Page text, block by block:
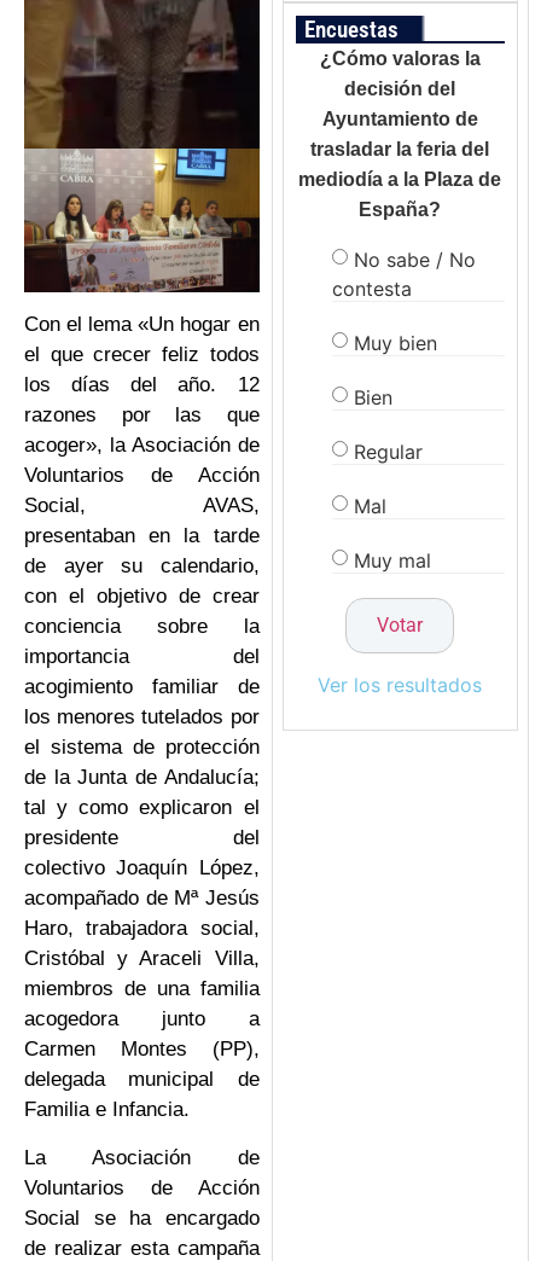
Con el lema «Un hogar en
el que crecer feliz todos
los días del año. 12
razones por las que
acoger», la Asociación de
Voluntarios de Acción
Social, AVAS,
presentaban en la tarde
de ayer su calendario,
con el objetivo de crear
conciencia sobre la
importancia del
acogimiento familiar de
los menores tutelados por
el sistema de protección
de la Junta de Andalucía;
tal y como explicaron el
presidente del
colectivo Joaquín López,
acompañado de Mª Jesús
Haro, trabajadora social,
Cristóbal y Araceli Villa,
miembros de una familia
acogedora junto a
Carmen Montes (PP),
delegada municipal de
Familia e Infancia.
La Asociación de
Voluntarios de Acción
Social se ha encargado
de realizar esta campaña
Encuestas
¿Cómo valoras la
decisión del
Ayuntamiento de
trasladar la feria del
mediodía a la Plaza de
España?
No sabe / No
contesta
Muy bien
Bien
Regular
Mal
Muy mal
Ver los resultados